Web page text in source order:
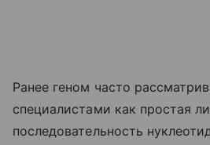
Ранее геном часто
специалистами как простая
последовательность